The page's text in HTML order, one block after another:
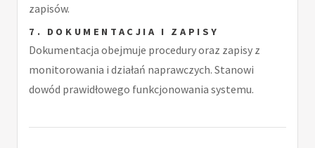
zapisów.
7. DOKUMENTACJIA I ZAPISY
Dokumentacja obejmuje procedury oraz zapisy z
monitorowania i działań naprawczych. Stanowi
dowód prawidłowego funkcjonowania systemu.